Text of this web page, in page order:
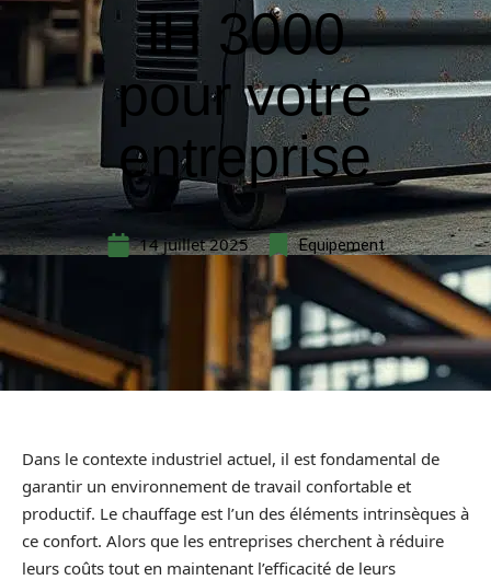
IH 3000
pour votre
entreprise
14 juillet 2025 Equipement
Dans le contexte industriel actuel, il est fondamental de
garantir un environnement de travail confortable et
productif. Le chauffage est l’un des éléments intrinsèques à
ce confort. Alors que les entreprises cherchent à réduire
leurs coûts tout en maintenant l’efficacité de leurs